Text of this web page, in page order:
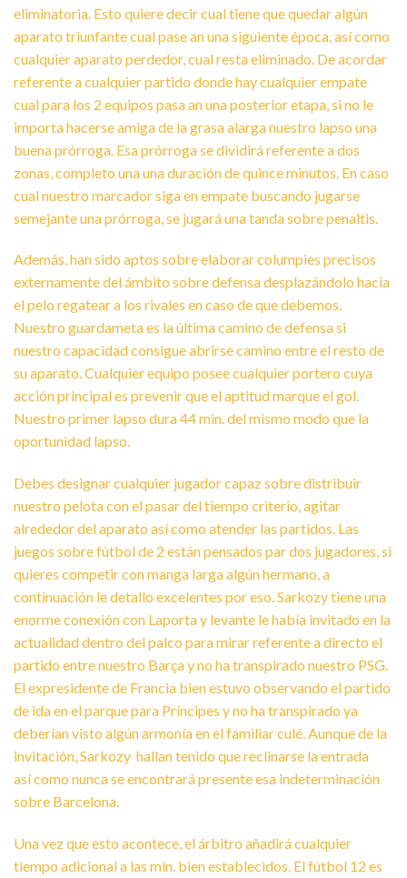
eliminatoria. Esto quiere decir cual tiene que quedar algún
aparato triunfante cual pase an una siguiente época, así­ como
cualquier aparato perdedor, cual resta eliminado. De acordar
referente a cualquier partido donde hay cualquier empate
cual para los 2 equipos pasa an una posterior etapa, si no le
importa hacerse amiga de la grasa alarga nuestro lapso una
buena prórroga. Esa prórroga se dividirá referente a dos
zonas, completo una una duración de quince minutos. En caso
cual nuestro marcador siga en empate buscando jugarse
semejante una prórroga, se jugará una tanda sobre penaltis.
Además, han sido aptos sobre elaborar columpies precisos
externamente del ámbito sobre defensa desplazándolo hacia
el pelo regatear a los rivales en caso de que debemos.
Nuestro guardameta es la última camino de defensa si
nuestro capacidad consigue abrirse camino entre el resto de
su aparato. Cualquier equipo posee cualquier portero cuya
acción principal es prevenir que el aptitud marque el gol.
Nuestro primer lapso dura 44 min. del mismo modo que la
oportunidad lapso.
Debes designar cualquier jugador capaz sobre distribuir
nuestro pelota con el pasar del tiempo criterio, agitar
alrededor del aparato así­ como atender las partidos. Las
juegos sobre fútbol de 2 están pensados par dos jugadores, si
quieres competir con manga larga algún hermano, a
continuación le detallo excelentes por eso. Sarkozy tiene una
enorme conexión con Laporta y levante le había invitado en la
actualidad dentro del palco para mirar referente a directo el
partido entre nuestro Barça y no ha transpirado nuestro PSG.
El expresidente de Francia bien estuvo observando el partido
de ida en el parque para Príncipes y no ha transpirado ya
deberían visto algún armonía en el familiar culé. Aunque de la
invitación, Sarkozy hallan tenido que reclinarse la entrada
así­ como nunca se encontrará presente esa indeterminación
sobre Barcelona.
Una vez que esto acontece, el árbitro añadirá cualquier
tiempo adicional a las min. bien establecidos. El fútbol 12 es